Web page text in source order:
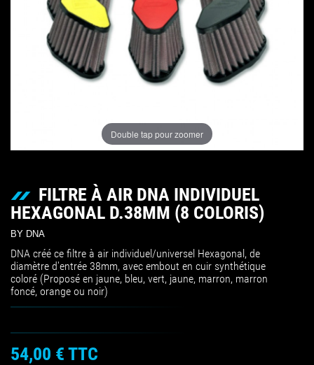
Double tap pour zoomer
FILTRE À AIR DNA INDIVIDUEL
HEXAGONAL D.38MM (8 COLORIS)
BY DNA
DNA créé ce filtre à air individuel/universel Hexagonal, de
diamètre d'entrée 38mm, avec embout en cuir synthétique
coloré (Proposé en jaune, bleu, vert, jaune, marron, marron
foncé, orange ou noir)
54,00 € TTC